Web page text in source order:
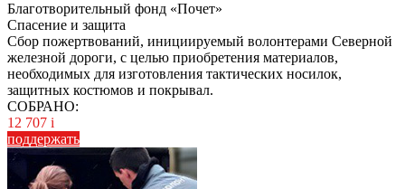
Благотворительный фонд «Почет»
Спасение и защита
Сбор пожертвований, инициируемый волонтерами Северной
железной дороги, с целью приобретения материалов,
необходимых для изготовления тактических носилок,
защитных костюмов и покрывал.
СОБРАНО:
12 707 i
поддержать